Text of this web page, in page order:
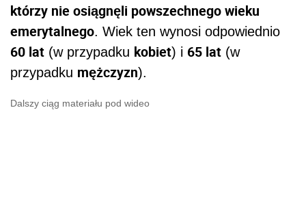
którzy nie osiągnęli powszechnego wieku
emerytalnego. Wiek ten wynosi odpowiednio
60 lat (w przypadku kobiet) i 65 lat (w
przypadku mężczyzn).
Dalszy ciąg materiału pod wideo